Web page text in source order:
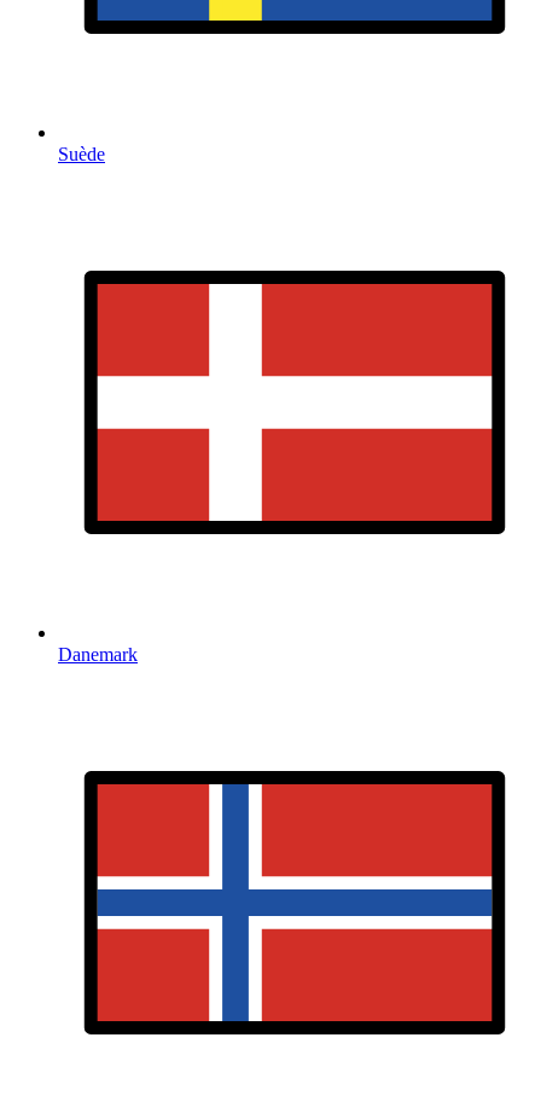
Suède
Danemark